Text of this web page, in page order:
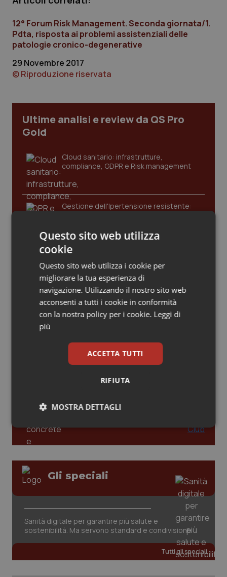
Calabria
Campania
Emilia-Romagna
Lazio
Liguria
Lombardia
Marche
Piemonte
Provincia Autonoma di Bolzano
Provincia Autonoma di Trento
Puglia
Toscana
Umbria
Veneto
Asma & BPCO
Car-T
Colesterolo & coronaropatie
Diabete & glucometri
Disturbi dell’umore
Dolore
Donna & Salute
HIV
Infezioni & Febbre
Ipertensione & Scompenso
Malattie rare
Malattia di Crohn & Rettocolite Ulcerosa
Neuroscienze & patologie neurodegenerative
Obesità
Oftalmologia
Oncoematologia
Oncologia & Nutrizione
Psoriasi & pelle
Quotidiano Cardiologia
12° Forum Risk Management. Seconda giornata/1.
Pdta, risposta ai problemi assistenziali delle
patologie cronico-degenerative
29 Novembre 2017
© Riproduzione riservata
Ultime analisi e review da QS Pro
Gold
Cloud sanitario: infrastrutture,
compliance, GDPR e Risk management
Gestione dell'Ipertensione resistente:
Leadership Infermieristica 2026: nuovi
modelli di responsabilità e autonomia
Leadership Medica 2026: guidare team
clinici ad alte prestazioni
AI e telemedicina nello studio
odontoiatrico: applicazioni concrete e
Gli speciali
Sanità digitale per garantire più salute e
sostenibilità. Ma servono standard e condivisione
Tutti gli speciali
Questo sito web utilizza
cookie
Questo sito web utilizza i cookie per
migliorare la tua esperienza di
navigazione. Utilizzando il nostro sito web
acconsenti a tutti i cookie in conformità
con la nostra policy per i cookie. Leggi di
più
ACCETTA TUTTI
RIFIUTA
MOSTRA DETTAGLI
Necessari Statistici Marketing
I cookie necessari contribuiscono a rendere fruibile il
sito web abilitandone funzionalità di base quali la
navigazione sulle pagine e l'accesso alle aree
protette del sito. Il sito web non è in grado di
funzionare correttamente senza questi cookie.